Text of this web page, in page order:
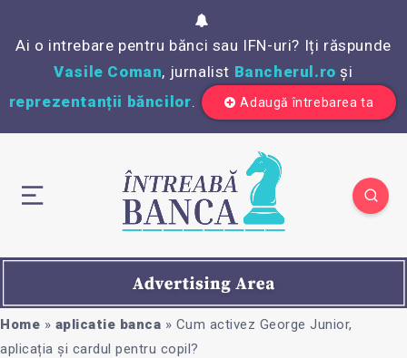
Ai o intrebare pentru bănci sau IFN-uri? Iți răspunde
Vasile Coman, jurnalist Bancherul.ro și
reprezentanții băncilor. Adaugă întrebarea ta
Home » aplicatie banca » Cum activez George Junior,
aplicația și cardul pentru copil?